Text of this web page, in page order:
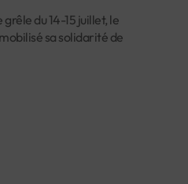
grêle du 14-15 juillet, le
sa solidarité de